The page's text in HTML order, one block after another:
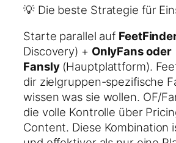
💡 Die beste Strategie für
Starte parallel auf
Discovery) + OnlyFans oder
Fansly(Hauptplattform).
dir zielgruppen-spezifische
wissen was sie wollen. OF/
die volle Kontrolle über
Content. Diese Kombination